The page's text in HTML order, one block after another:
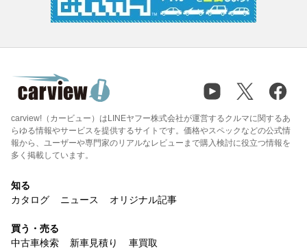
carview!（カービュー）はLINEヤフー株式会社が運営するクルマに関するあ
らゆる情報やサービスを提供するサイトです。価格やスペックなどの公式情
報から、ユーザーや専門家のリアルなレビューまで購入検討に役立つ情報を
多く掲載しています。
知る
カタログ
ニュース オリジナル記事
買う・売る
中古車検索
新車見積り 車買取